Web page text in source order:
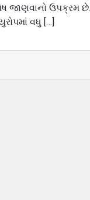
ઉપક્રમ છે.
વધુ […]